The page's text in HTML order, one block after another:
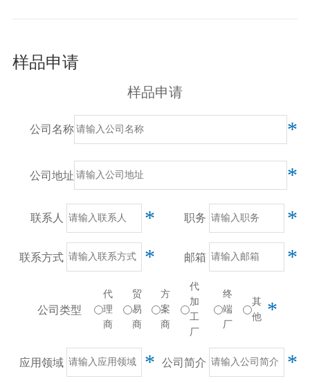
样品申请
样品申请
公司名称 *
公司地址 *
联系人 * 职务 *
联系方式 * 邮箱 *
公司类型
代
理
商
贸
易
商
方
案
商
代
加
工
厂
终
端
厂
其
他
*
应用领域 * 公司简介 *